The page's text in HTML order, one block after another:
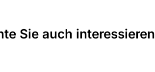
Sie auch interessieren